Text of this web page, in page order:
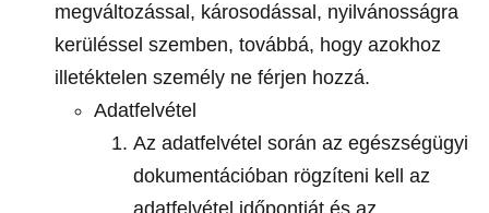
megváltozással, károsodással, nyilvánosságra
kerüléssel szemben, továbbá, hogy azokhoz
illetéktelen személy ne férjen hozzá.
Adatfelvétel
Az adatfelvétel során az egészségügyi
dokumentációban rögzíteni kell az
adatfelvétel időpontját és az